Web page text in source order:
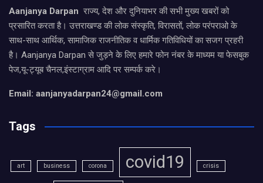
Aanjanya Darpan राज्य, देश और दुनियाभर की सभी मुख्य खबरों को
प्रसारित करता है। उत्तराखण्ड की लोक संस्कृति, विरासतों, लोक परंपराओ के
साथ-साथ आर्थिक, सामाजिक राजनीतिक व धार्मिक गतिविधियों का सजग प्रहरी
है। Aanjanya Darpan से जुड़ने के लिए हमारे फोन नंबर के माध्यम या फेसबुक
पेज,यू-ट्यूब चैनल,इंस्टाग्राम आदि पर सम्पर्क करे।
Email: aanjanyadarpan24@gmail.com
Tags
art business corona covid19 crisis